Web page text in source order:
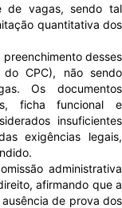
de vagas, sendo tal
quantitativa dos
desses
CPC), não sendo
Os documentos
ficha funcional e
insuficientes
exigências legais,
administrativa
afirmando que a
de prova dos